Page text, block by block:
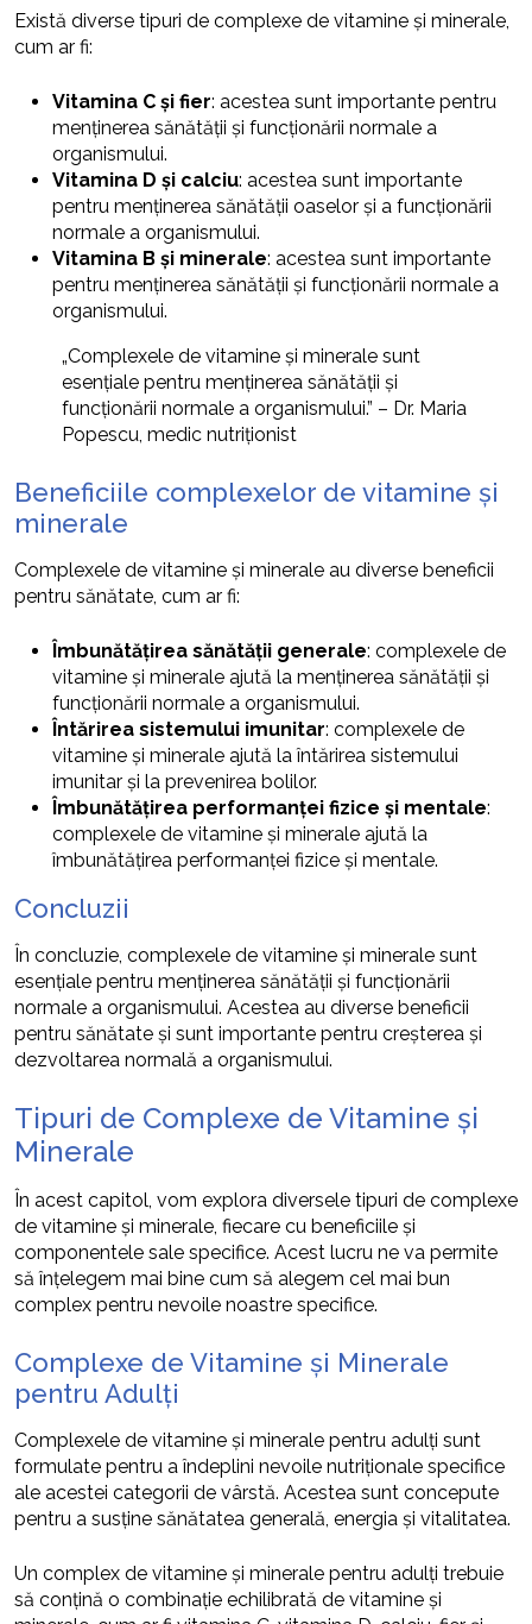
Există diverse tipuri de complexe de vitamine și minerale,
cum ar fi:
Vitamina C și fier: acestea sunt importante pentru
menținerea sănătății și funcționării normale a
organismului.
Vitamina D și calciu: acestea sunt importante
pentru menținerea sănătății oaselor și a funcționării
normale a organismului.
Vitamina B și minerale: acestea sunt importante
pentru menținerea sănătății și funcționării normale a
organismului.
„Complexele de vitamine și minerale sunt
esențiale pentru menținerea sănătății și
funcționării normale a organismului.” – Dr. Maria
Popescu, medic nutriționist
Beneficiile complexelor de vitamine și
minerale
Complexele de vitamine și minerale au diverse beneficii
pentru sănătate, cum ar fi:
Îmbunătățirea sănătății generale: complexele de
vitamine și minerale ajută la menținerea sănătății și
funcționării normale a organismului.
Întărirea sistemului imunitar: complexele de
vitamine și minerale ajută la întărirea sistemului
imunitar și la prevenirea bolilor.
Îmbunătățirea performanței fizice și mentale:
complexele de vitamine și minerale ajută la
îmbunătățirea performanței fizice și mentale.
Concluzii
În concluzie, complexele de vitamine și minerale sunt
esențiale pentru menținerea sănătății și funcționării
normale a organismului. Acestea au diverse beneficii
pentru sănătate și sunt importante pentru creșterea și
dezvoltarea normală a organismului.
Tipuri de Complexe de Vitamine și
Minerale
În acest capitol, vom explora diversele tipuri de complexe
de vitamine și minerale, fiecare cu beneficiile și
componentele sale specifice. Acest lucru ne va permite
să înțelegem mai bine cum să alegem cel mai bun
complex pentru nevoile noastre specifice.
Complexe de Vitamine și Minerale
pentru Adulți
Complexele de vitamine și minerale pentru adulți sunt
formulate pentru a îndeplini nevoile nutriționale specifice
ale acestei categorii de vârstă. Acestea sunt concepute
pentru a susține sănătatea generală, energia și vitalitatea.
Un complex de vitamine și minerale pentru adulți trebuie
să conțină o combinație echilibrată de vitamine și